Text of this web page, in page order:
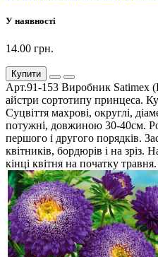
У наявності
14.00 грн.
Купити
Арт.91-153 Виробник Satimex
айстри сортотипу принцеса.
Суцвіття махрові, округлі,
потужні, довжиною 30-40см.
першого і другого порядків.
квітників, бордюрів і на зріз.
кінці квітня на початку